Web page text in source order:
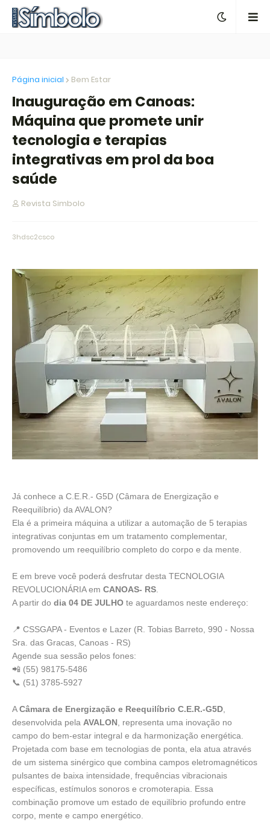
Página inicial Bem Estar
Inauguração em Canoas:
Máquina que promete unir
tecnologia e terapias
integrativas em prol da boa
saúde
Revista Simbolo
3hdsc2csco
Já conhece a C.E.R.- G5D (Câmara de Energização e
Reequilíbrio) da AVALON?
Ela é a primeira máquina a utilizar a automação de 5 terapias
integrativas conjuntas em um tratamento complementar,
promovendo um reequilíbrio completo do corpo e da mente.
E em breve você poderá desfrutar desta TECNOLOGIA
REVOLUCIONÁRIA em CANOAS- RS
A partir do dia 04 DE JULHO te aguardamos neste endereço:
📍 CSSGAPA - Eventos e Lazer (R. Tobias Barreto, 990 - Nossa
Sra. das Gracas, Canoas - RS)
Agende sua sessão pelos fones:
📲 (55) 98175-5486
📞 (51) 3785-5927
ACâmara de Energização e Reequilíbrio C.E.R.-G5D
desenvolvida pela AVALON , representa uma inovação no
campo do bem-estar integral e da harmonização energética.
Projetada com base em tecnologias de ponta, ela atua através
de um sistema sinérgico que combina campos eletromagnéticos
pulsantes de baixa intensidade, frequências vibracionais
específicas, estímulos sonoros e cromoterapia. Essa
combinação promove um estado de equilíbrio profundo entre
corpo, mente e campo energético.